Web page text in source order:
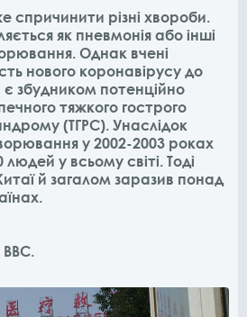
спричинити різні хвороби.
як пневмонія або інші
Однак вчені
нового коронавірусу до
є збудником потенційно
тяжкого гострого
(ТГРС). Унаслідок
у 2002-2003 роках
у ​​всьому світі. Тоді
й загалом заразив понад
ВВС.